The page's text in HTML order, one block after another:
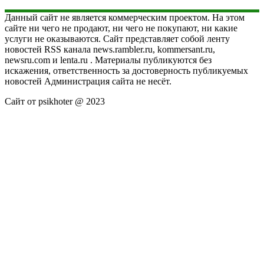
Данный сайт не является коммерческим проектом. На этом
сайте ни чего не продают, ни чего не покупают, ни какие
услуги не оказываются. Сайт представляет собой ленту
новостей RSS канала news.rambler.ru, kommersant.ru,
newsru.com и lenta.ru . Материалы публикуются без
искажения, ответственность за достоверность публикуемых
новостей Администрация сайта не несёт.
Сайт от psikhoter @ 2023